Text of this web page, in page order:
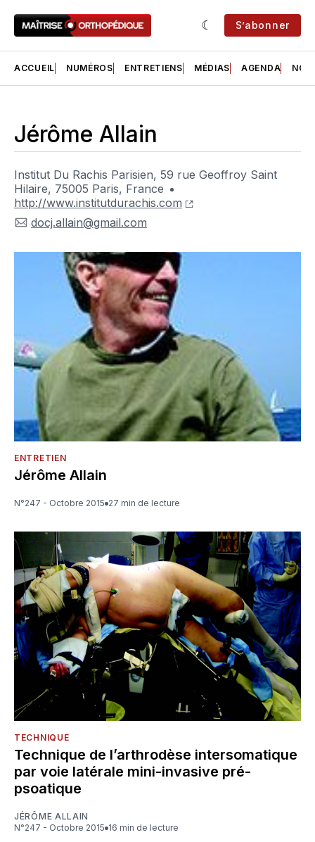
S’abonner
ACCUEIL NUMÉROS ENTRETIENS MÉDIAS AGENDA NOS
Jérôme Allain
Institut Du Rachis Parisien, 59 rue Geoffroy Saint
Hilaire, 75005 Paris, France
http://www.institutdurachis.com
docj.allain@gmail.com
ENTRETIEN
Jérôme Allain
N°247 - Octobre 2015 27 min de lecture
TECHNIQUE
Technique de l’arthrodèse intersomatique
par voie latérale mini-invasive pré-
psoatique
JÉRÔME ALLAIN
N°247 - Octobre 2015
16 min de lecture